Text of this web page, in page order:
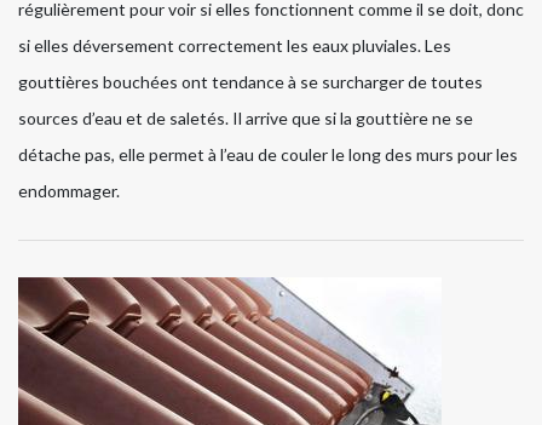
régulièrement pour voir si elles fonctionnent comme il se doit, donc
si elles déversement correctement les eaux pluviales. Les
gouttières bouchées ont tendance à se surcharger de toutes
sources d’eau et de saletés. Il arrive que si la gouttière ne se
détache pas, elle permet à l’eau de couler le long des murs pour les
endommager.